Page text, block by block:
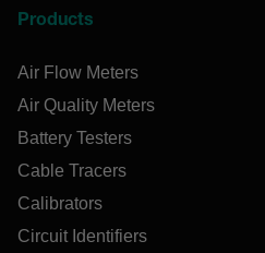
Products
Air Flow Meters
Air Quality Meters
Battery Testers
Cable Tracers
Calibrators
Circuit Identifiers